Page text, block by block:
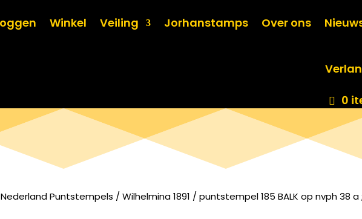
Winkel Veiling Jorhanstamps Over ons
0
Nederland Puntstempels / Wilhelmina 1891 / puntstempel 185 BALK op nvph 38 a ;